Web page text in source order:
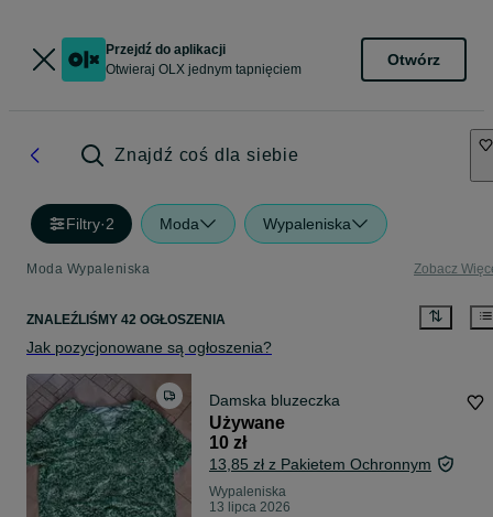
Przejdź do aplikacji
Otwieraj OLX jednym tapnięciem
Otwórz
Znajdź coś dla siebie
Filtry·2 Moda Wypaleniska
Moda Wypaleniska Zobacz
ZNALEŹLIŚMY 42 OGŁOSZENIA
Jak pozycjonowane są ogłoszenia?
Damska bluzeczka
Używane
10 zł
13,85 zł z Pakietem Ochronnym
Wypaleniska
13 lipca 2026